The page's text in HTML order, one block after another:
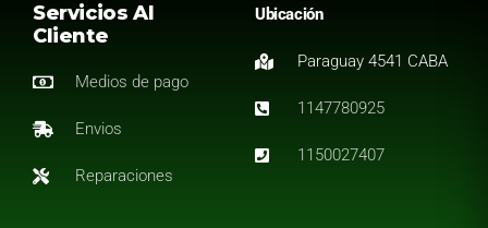
Servicios Al
Cliente
Medios de pago
Envios
Reparaciones
Ubicación
Paraguay 4541 CABA
1147780925
1150027407